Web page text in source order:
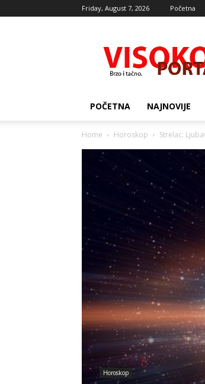
Friday, August 7, 2026 Početna
portal
POČETNA NAJNOVIJE
Home Horoskop Strelac:
Horoskop